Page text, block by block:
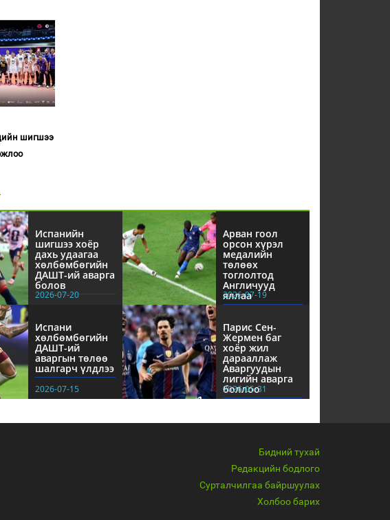
шигшээ
Испанийн
шигшээ хоёр
дахь удаагаа
хөлбөмбөгийн
ДАШТ-ий аварга
болов
2026-07-20
Арван гоол
орсон хүрэл
медалийн
төлөөх
тоглолтод
Англичууд
яллаа
2026-07-19
Испани
хөлбөмбөгийн
ДАШТ-ий
аваргын төлөө
шалгарч үлдлээ
2026-07-15
Парис Сен-
Жермен баг
хоёр жил
дарааллаж
Аваргуудын
лигийн аварга
боллоо
2026-05-31
Бидний тухай
Редакцийн бодлого
Сурталчилгаа байршуулах
Холбоо барих